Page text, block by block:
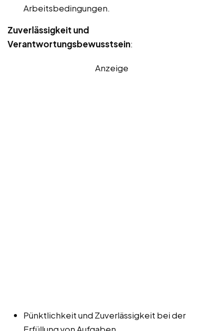
Arbeitsbedingungen.
Zuverlässigkeit und
Verantwortungsbewusstsein:
Anzeige
Pünktlichkeit und Zuverlässigkeit bei der
Erfüllung von Aufgaben.